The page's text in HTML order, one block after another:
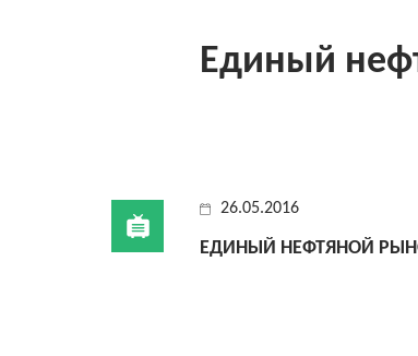
Единый
26.05.2016
ЕДИНЫЙ НЕФТЯНОЙ